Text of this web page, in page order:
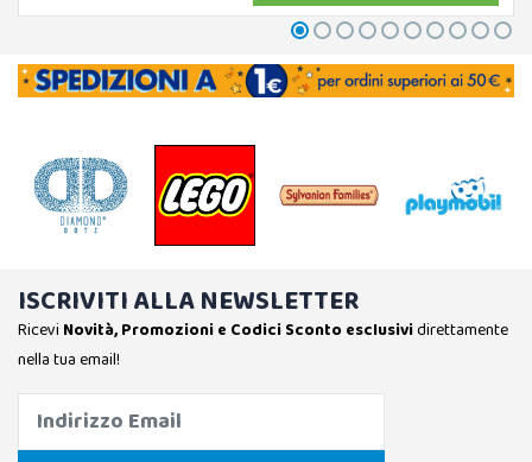
ISCRIVITI ALLA NEWSLETTER
Ricevi Novità, Promozioni e Codici Sconto esclusividirettamente
nella tua email!